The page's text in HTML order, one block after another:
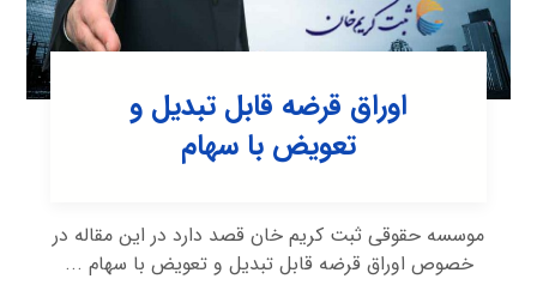
اوراق قرضه قابل تبدیل و
تعویض با سهام
موسسه حقوقی ثبت کریم خان قصد دارد در این مقاله در
خصوص اوراق قرضه قابل تبدیل و تعویض با سهام ...